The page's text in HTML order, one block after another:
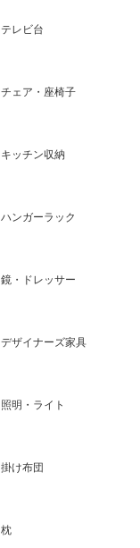
テレビ台
チェア・座椅子
キッチン収納
ハンガーラック
鏡・ドレッサー
デザイナーズ家具
照明・ライト
掛け布団
枕